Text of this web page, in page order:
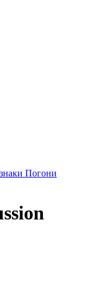
Погони